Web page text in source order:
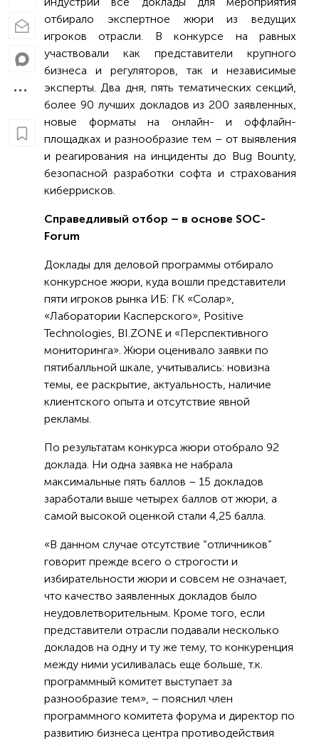
отбирало экспертное жюри из ведущих
игроков отрасли. В конкурсе на равных
участвовали как представители крупного
бизнеса и регуляторов, так и независимые
эксперты. Два дня, пять тематических секций,
более 90 лучших докладов из 200 заявленных,
новые форматы на онлайн- и оффлайн-
площадках и разнообразие тем – от выявления
и реагирования на инциденты до Bug Bounty,
безопасной разработки софта и страхования
киберрисков.
Справедливый отбор – в основе SOC-
Forum
Доклады для деловой программы отбирало
конкурсное жюри, куда вошли представители
пяти игроков рынка ИБ: ГК «Солар»,
«Лаборатории Касперского», Positive
Technologies, BI.ZONE и «Перспективного
мониторинга». Жюри оценивало заявки по
пятибалльной шкале, учитывались: новизна
темы, ее раскрытие, актуальность, наличие
клиентского опыта и отсутствие явной
рекламы.
По результатам конкурса жюри отобрало 92
доклада. Ни одна заявка не набрала
максимальные пять баллов – 15 докладов
заработали выше четырех баллов от жюри, а
самой высокой оценкой стали 4,25 балла.
«В данном случае отсутствие “отличников”
говорит прежде всего о строгости и
избирательности жюри и совсем не означает,
что качество заявленных докладов было
неудовлетворительным. Кроме того, если
представители отрасли подавали несколько
докладов на одну и ту же тему, то конкуренция
между ними усиливалась еще больше, т.к.
программный комитет выступает за
разнообразие тем», – пояснил член
программного комитета форума и директор по
развитию бизнеса центра противодействия